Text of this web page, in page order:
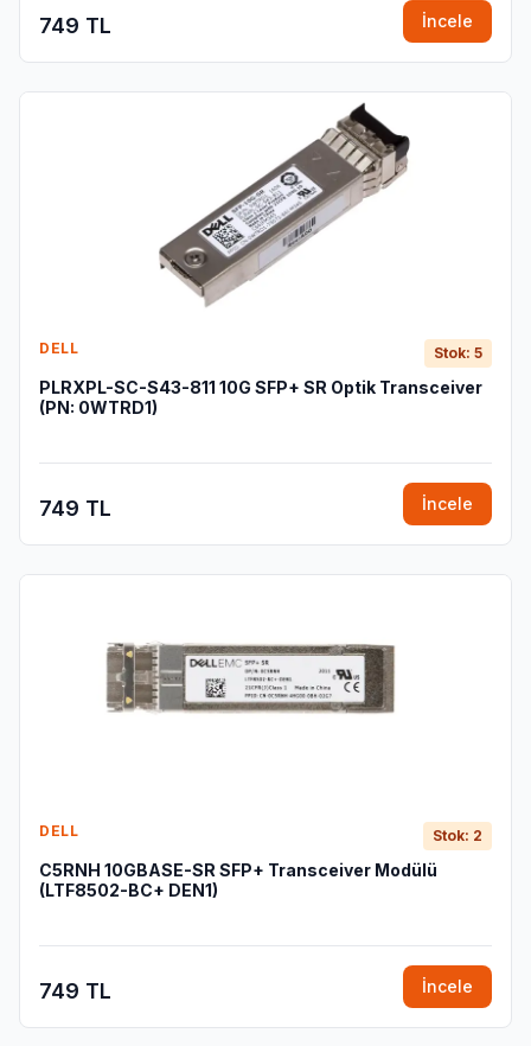
749 TL İncele
DELL Stok: 5
PLRXPL-SC-S43-811 10G SFP+ SR Optik Transceiver
(PN: 0WTRD1)
749 TL İncele
DELL Stok: 2
C5RNH 10GBASE-SR SFP+ Transceiver Modülü
(LTF8502-BC+ DEN1)
749 TL İncele